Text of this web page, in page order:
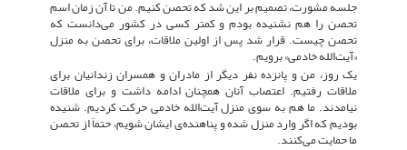
جلسه مشورت، تصمیم بر این شد که تحصن کنیم. من تا آن زمان اسم
تحصن را هم نشنیده بودم و کمتر کسی در کشور می‌دانست که
تحصن چیست. قرار شد پس از اولین ملاقات، برای تحصن به منزل
«آیت‌الله خادمی» برویم.
یک روز، من و پانزده نفر دیگر از مادران و همسران زندانیان برای
ملاقات رفتیم. اعتصاب آنان همچنان ادامه داشت و برای ملاقات
نیامدند. ما هم به سوی منزل آیت‌الله خادمی حرکت کردیم. شنیده
بودیم که اگر وارد منزل شده و پناهنده‌ی ایشان شویم، حتماً از تحصن
ما حمایت می‌کنند.